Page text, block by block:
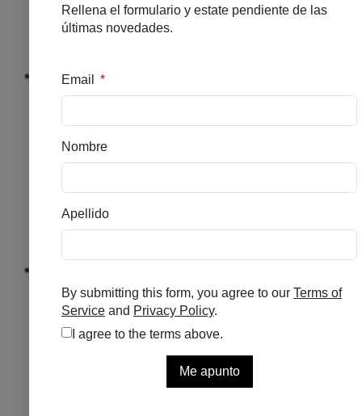
CUELLO
DESPIGMENTANTE
Solar
NUTRICOSMETICO
SOLAR
CAPILAR
ALTO
SOLAR
MEDIO
ANTICAIDA